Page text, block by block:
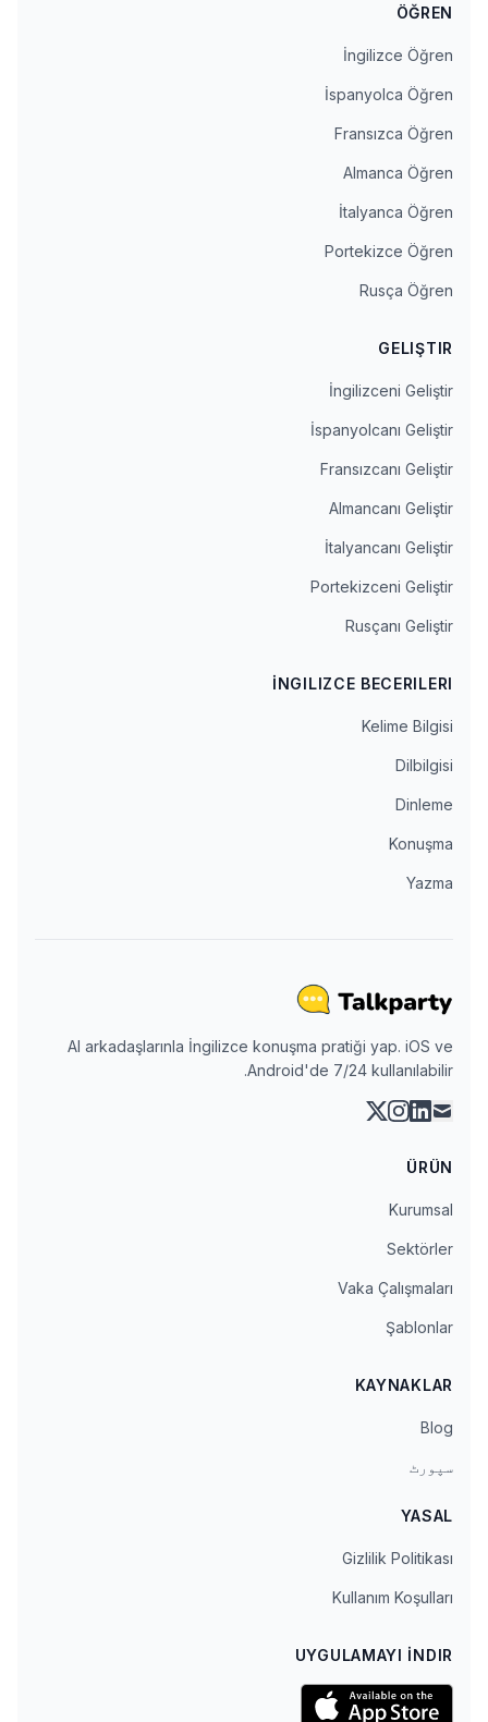
ÖĞREN
İngilizce Öğren
İspanyolca Öğren
Fransızca Öğren
Almanca Öğren
İtalyanca Öğren
Portekizce Öğren
Rusça Öğren
GELIŞTIR
İngilizceni Geliştir
İspanyolcanı Geliştir
Fransızcanı Geliştir
Almancanı Geliştir
İtalyancanı Geliştir
Portekizceni Geliştir
Rusçanı Geliştir
İNGILIZCE BECERILERI
Kelime Bilgisi
Dilbilgisi
Dinleme
Konuşma
Yazma
AI arkadaşlarınla İngilizce konuşma pratiği yap. iOS ve
Android'de 7/24 kullanılabilir.
mail
linkedin
instagram
x
ÜRÜN
Kurumsal
Sektörler
Vaka Çalışmaları
Şablonlar
KAYNAKLAR
Blog
سپورٹ
YASAL
Gizlilik Politikası
Kullanım Koşulları
UYGULAMAYI İNDIR